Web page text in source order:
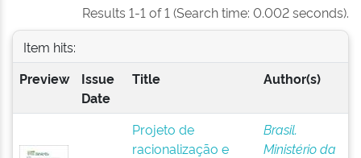
Results 1-1 of 1 (Search time: 0.002 seconds).
Item hits:
Preview
Issue
Date
Title Author(s)
Projeto de
racionalização e
Brasil.
Ministério da